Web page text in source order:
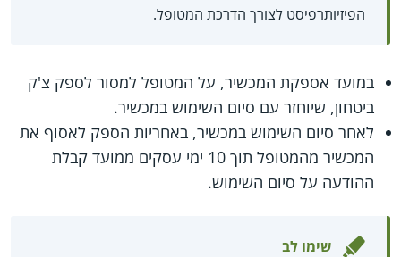
הפיזיותרפיסט לצורך הדרכת המטופל.
במועד אספקת המכשיר, על המטופל למסור לספק צ'ק
ביטחון, שיוחזר עם סיום השימוש במכשיר.
לאחר סיום השימוש במכשיר, באחריות הספק לאסוף את
המכשיר מהמטופל תוך 10 ימי עסקים ממועד קבלת
ההודעה על סיום השימוש.
שימו לב